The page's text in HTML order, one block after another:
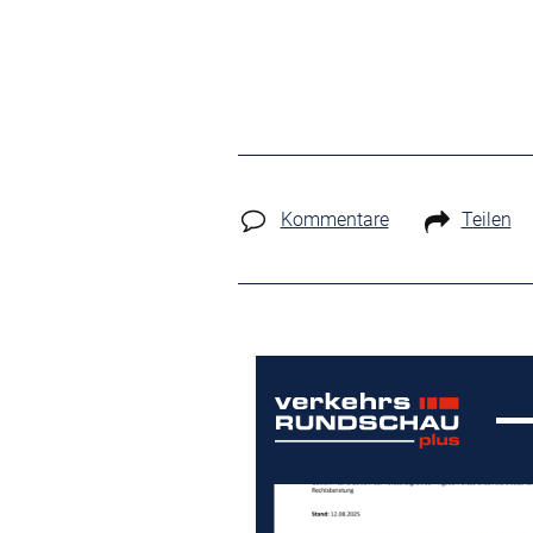
Kommentare Teilen